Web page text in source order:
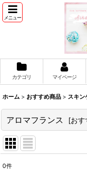
メニュー
カテゴリ マイページ
ホーム > おすすめ商品 > スキン
アロマフランス [おす
0件